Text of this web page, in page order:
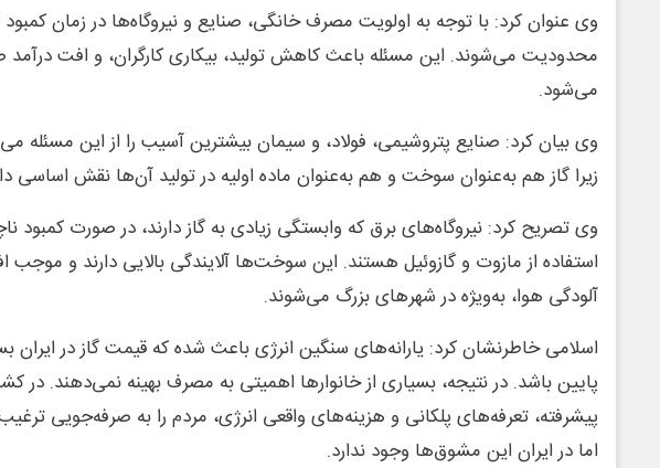
وی عنوان کرد: با توجه به اولویت مصرف خانگی، صنایع و نیروگاه‌ها در زمان کمبود
محدودیت می‌شوند. این مسئله باعث کاهش تولید، بیکاری کارگران، و افت درآمد
می‌شود.
وی بیان کرد: صنایع پتروشیمی، فولاد، و سیمان بیشترین آسیب را از این مسئله
زیرا گاز هم به‌عنوان سوخت و هم به‌عنوان ماده اولیه در تولید آن‌ها نقش اساسی
وی تصریح کرد: نیروگاه‌های برق که وابستگی زیادی به گاز دارند، در صورت کمبود
استفاده از مازوت و گازوئیل هستند. این سوخت‌ها آلایندگی بالایی دارند و موجب
آلودگی هوا، به‌ویژه در شهرهای بزرگ می‌شوند.
اسلامی خاطرنشان کرد: یارانه‌های سنگین انرژی باعث شده که قیمت گاز در ایران
پایین باشد. در نتیجه، بسیاری از خانوارها اهمیتی به مصرف بهینه نمی‌دهند. در
پیشرفته، تعرفه‌های پلکانی و هزینه‌های واقعی انرژی، مردم را به صرفه‌جویی
اما در ایران این مشوق‌ها وجود ندارد.